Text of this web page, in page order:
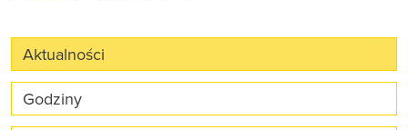
Aktualności
Godziny